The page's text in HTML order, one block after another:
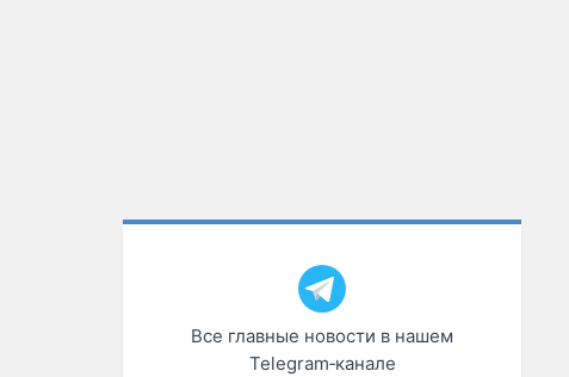
Все главные новости в нашем
Telegram‑канале